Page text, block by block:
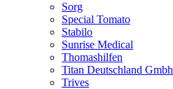
Sorg
Special Tomato
Stabilo
Sunrise Medical
Thomashilfen
Titan Deutschland Gmbh
Trives